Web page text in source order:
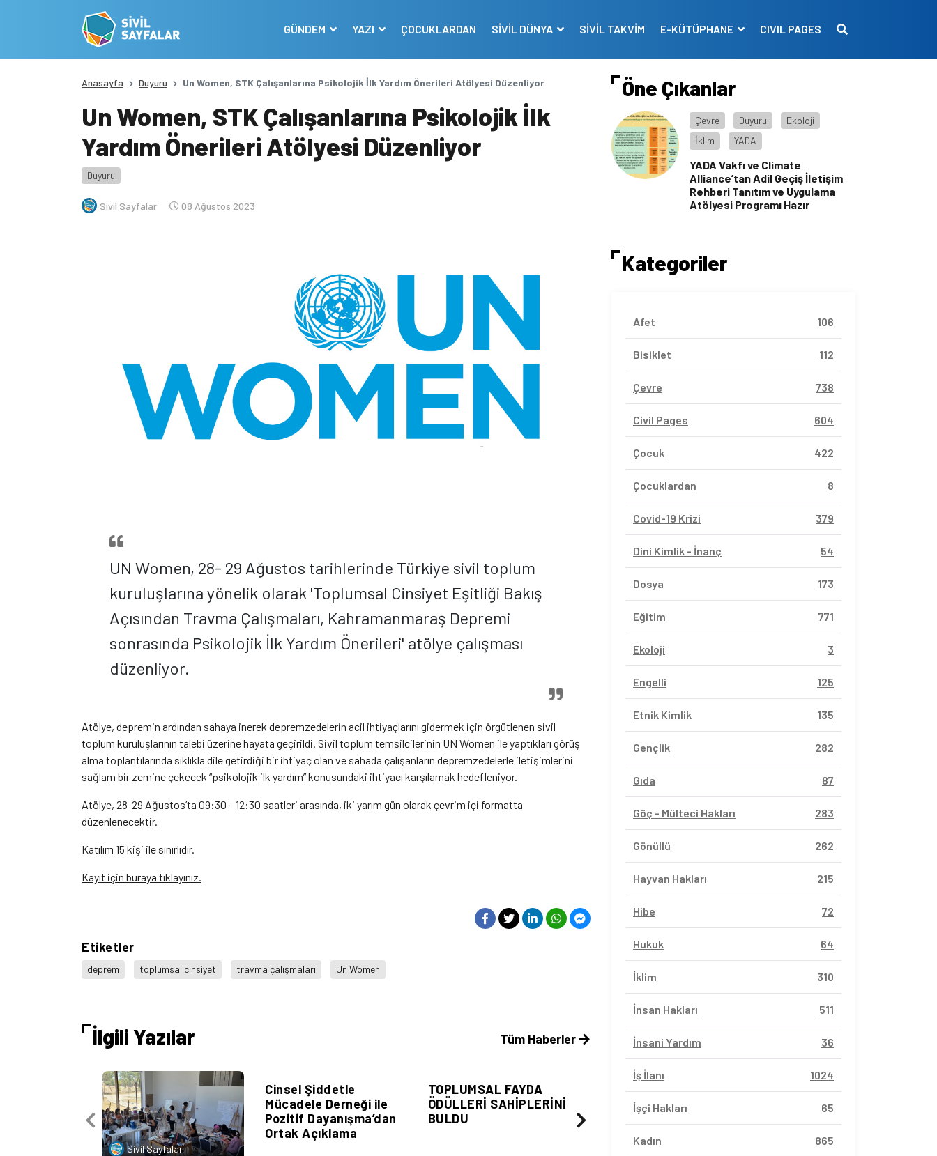
GÜNDEM YAZI ÇOCUKLARDAN SİVİL DÜNYA SİVİL TAKVİM E-KÜTÜPHANE CIVIL PAGES
Anasayfa Duyuru Un Women, STK Çalışanlarına Psikolojik İlk Yardım Önerileri Atölyesi Düzenliyor
Un Women, STK Çalışanlarına Psikolojik İlk
Yardım Önerileri Atölyesi Düzenliyor
Duyuru
Sivil Sayfalar 08 Ağustos 2023
UN Women, 28- 29 Ağustos tarihlerinde Türkiye sivil toplum
kuruluşlarına yönelik olarak 'Toplumsal Cinsiyet Eşitliği Bakış
Açısından Travma Çalışmaları, Kahramanmaraş Depremi
sonrasında Psikolojik İlk Yardım Önerileri' atölye çalışması
düzenliyor.
Atölye, depremin ardından sahaya inerek depremzedelerin acil ihtiyaçlarını gidermek için örgütlenen sivil
toplum kuruluşlarının talebi üzerine hayata geçirildi. Sivil toplum temsilcilerinin UN Women ile yaptıkları görüş
alma toplantılarında sıklıkla dile getirdiği bir ihtiyaç olan ve sahada çalışanların depremzedelerle iletişimlerini
sağlam bir zemine çekecek “psikolojik ilk yardım” konusundaki ihtiyacı karşılamak hedefleniyor.
Atölye, 28-29 Ağustos’ta 09:30 – 12:30 saatleri arasında, iki yarım gün olarak çevrim içi formatta
düzenlenecektir.
Katılım 15 kişi ile sınırlıdır.
Kayıt için buraya tıklayınız.
Etiketler
deprem toplumsal cinsiyet travma çalışmaları Un Women
İlgili Yazılar Tüm Haberler
Sivil Sayfalar
Cinsel Şiddetle
Mücadele Derneği ile
Pozitif Dayanışma’dan
Ortak Açıklama
TOPLUMSAL FAYDA
ÖDÜLLERİ SAHİPLERİNİ
BULDU
Sivil Sayfalar Sivil Sayfalar
Öne Çıkanlar
Çevre Duyuru
Ekoloji
İklim
YADA
YADA Vakfı ve Climate
Alliance’tan Adil Geçiş İletişim
Rehberi Tanıtım ve Uygulama
Atölyesi Programı Hazır
Kategoriler
Afet 106
Bisiklet 112
Çevre 738
Civil Pages 604
Çocuk 422
Çocuklardan 8
Covid-19 Krizi 379
Dini Kimlik - İnanç 54
Dosya 173
Eğitim 771
Ekoloji 3
Engelli 125
Etnik Kimlik 135
Gençlik 282
Gıda 87
Göç - Mülteci Hakları 283
Gönüllü 262
Hayvan Hakları 215
Hibe 72
Hukuk 64
İklim 310
İnsan Hakları 511
İnsani Yardım 36
İş İlanı 1024
İşçi Hakları 65
Kadın 865